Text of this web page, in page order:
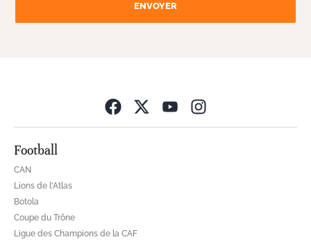
ENVOYER
Football
CAN
Lions de l'Atlas
Botola
Coupe du Trône
Ligue des Champions de la CAF